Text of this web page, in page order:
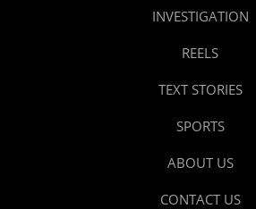
INVESTIGATION
REELS
TEXT STORIES
SPORTS
ABOUT US
CONTACT US